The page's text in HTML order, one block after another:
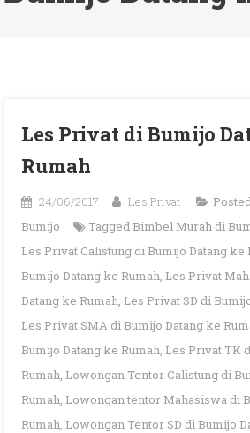
Les Privat di Bumijo
Rumah
24/06/2017 Les Privat
Bumijo
Tagged Bimbel Murah di
Les Privat Calistung di Bumijo Datang ke
Bumijo Datang ke Rumah, Les Privat
Datang ke Rumah, Les Privat SD di
Les Privat SMA di Bumijo Datang ke
Bumijo Datang ke Rumah, Les Privat TK
Rumah, Lowongan Tentor Calistung di
Rumah, Lowongan tentor Mahasiswa di
Rumah, Lowongan Tentor SD di Bumijo